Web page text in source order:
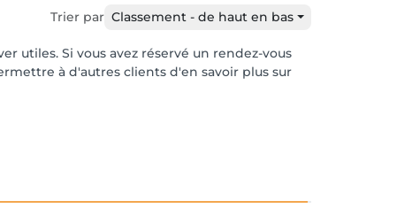
Trier par Classement - de haut en bas
utiles. Si vous avez réservé un rendez-vous
à d'autres clients d'en savoir plus sur